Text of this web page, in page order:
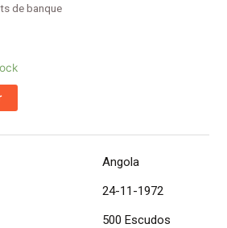
de banque
Angola
24-11-1972
500 Escudos